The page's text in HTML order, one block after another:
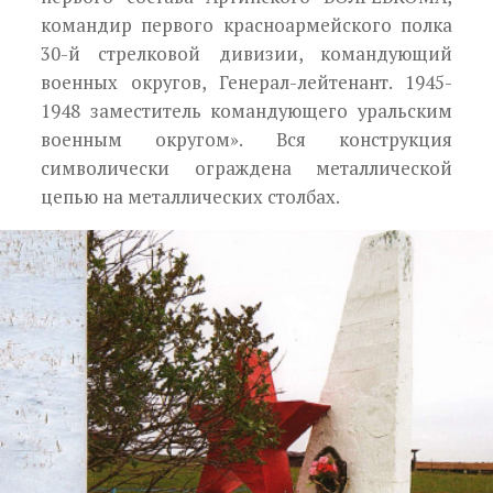
командир первого красноармейского полка
30-й стрелко­вой дивизии, командующий
военных округов, Ге­нерал-лейтенант. 1945-
1948 заместитель коман­дующего уральским
военным округом». Вся конструкция
символически ограждена ме­таллической
цепью на металлических столбах.